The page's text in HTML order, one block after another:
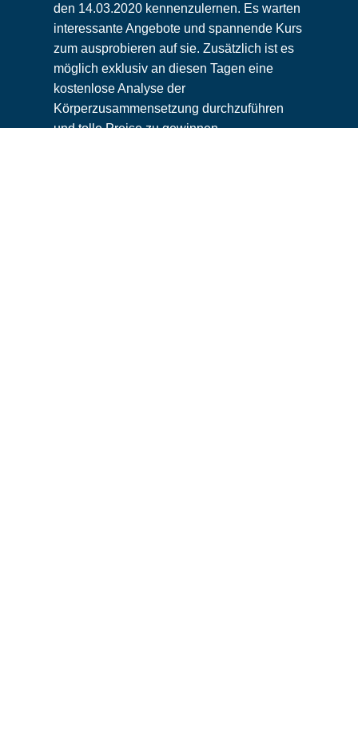
den 14.03.2020 kennenzulernen. Es warten
interessante Angebote und spannende Kurs
zum ausprobieren auf sie. Zusätzlich ist es
möglich exklusiv an diesen Tagen eine
kostenlose Analyse der
Körperzusammensetzung durchzuführen
und tolle Preise zu gewinnen.